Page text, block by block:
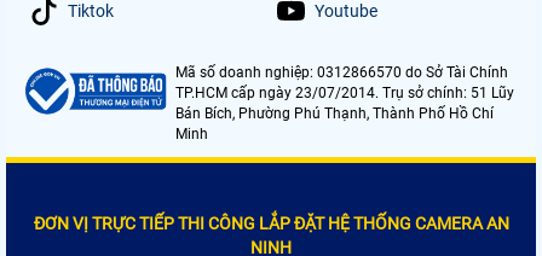
Tiktok Youtube
Mã số doanh nghiệp: 0312866570 do Sở Tài Chính
TP.HCM cấp ngày 23/07/2014. Trụ sở chính: 51 Lũy
Bán Bích, Phường Phú Thạnh, Thành Phố Hồ Chí
Minh
ĐƠN VỊ TRỰC TIẾP THI CÔNG LẮP ĐẶT HỆ THỐNG CAMERA AN
NINH